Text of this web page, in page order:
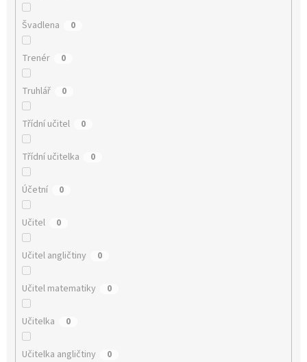
Švadlena 0
Trenér 0
Truhlář 0
Třídní učitel 0
Třídní učitelka 0
Účetní 0
Učitel 0
Učitel angličtiny 0
Učitel matematiky 0
Učitelka 0
Učitelka angličtiny 0